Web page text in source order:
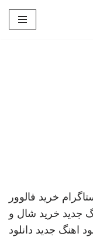
خرید فالوور
جدید خرید شال و
اهنگ جدید دانلود